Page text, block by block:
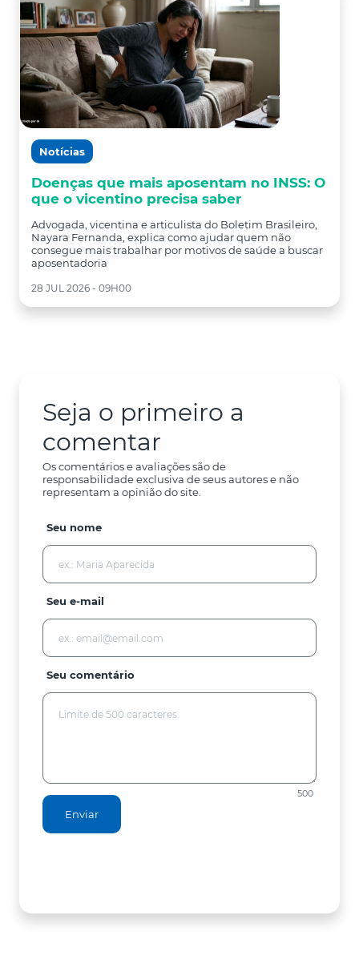
Notícias
Doenças que mais aposentam no INSS: O
que o vicentino precisa saber
Advogada, vicentina e articulista do Boletim Brasileiro,
Nayara Fernanda, explica como ajudar quem não
consegue mais trabalhar por motivos de saúde a buscar
aposentadoria
28 JUL 2026 - 09H00
Seja o primeiro a
comentar
Os comentários e avaliações são de
responsabilidade exclusiva de seus autores e não
representam a opinião do site.
Seu nome
Seu e-mail
Seu comentário
500
Enviar